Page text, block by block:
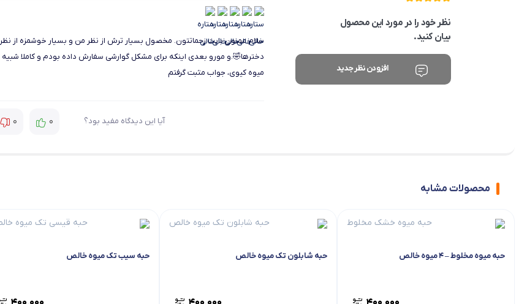
نظر خود را در مورد این محصول
بیان کنید.
افزودن نظر جدید
سلام.ممنون بابت زحماتتون. مخصول بسیار ترش از نظر من و بسیار خوشمزه از نظر
دخترها🤣.و مورو بعدی اینکه برای مشکل گوارشی سفارش داده بودم و کاملا شبیه
میوه کیوی، جواب مثبت گرفتم
آیا این دیدگاه مفید بود؟ 0
0
محصولات مشابه
حبه میوه مخلوط – 4 میوه خالص حبه شابلون تک میوه خالص حبه سیب تک میوه خالص